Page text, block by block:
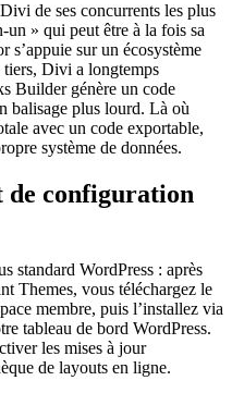
de ses concurrents les plus
un » qui peut être à la fois sa
s’appuie sur un écosystème
tiers, Divi a longtemps
Builder génère un code
balisage plus lourd. Là où
avec un code exportable,
système de données.
de configuration
standard WordPress : après
Themes, vous téléchargez le
membre, puis l’installez via
tableau de bord WordPress.
les mises à jour
de layouts en ligne.